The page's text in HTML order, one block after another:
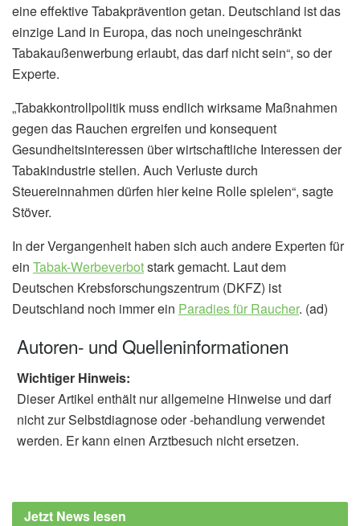
eine effektive Tabakprävention getan. Deutschland ist das
einzige Land in Europa, das noch uneingeschränkt
Tabakaußenwerbung erlaubt, das darf nicht sein“, so der
Experte.
„Tabakkontrollpolitik muss endlich wirksame Maßnahmen
gegen das Rauchen ergreifen und konsequent
Gesundheitsinteressen über wirtschaftliche Interessen der
Tabakindustrie stellen. Auch Verluste durch
Steuereinnahmen dürfen hier keine Rolle spielen“, sagte
Stöver.
In der Vergangenheit haben sich auch andere Experten für
ein Tabak-Werbeverbotstark gemacht. Laut dem
Deutschen Krebsforschungszentrum (DKFZ) ist
Deutschland noch immer ein Paradies für Raucher. (ad)
Autoren- und Quelleninformationen
Wichtiger Hinweis:
Dieser Artikel enthält nur allgemeine Hinweise und darf
nicht zur Selbstdiagnose oder -behandlung verwendet
werden. Er kann einen Arztbesuch nicht ersetzen.
Jetzt News lesen